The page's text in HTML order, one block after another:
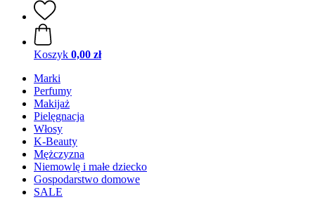
Koszyk 0,00 zł
Marki
Perfumy
Makijaż
Pielęgnacja
Włosy
K-Beauty
Mężczyzna
Niemowlę i małe dziecko
Gospodarstwo domowe
SALE